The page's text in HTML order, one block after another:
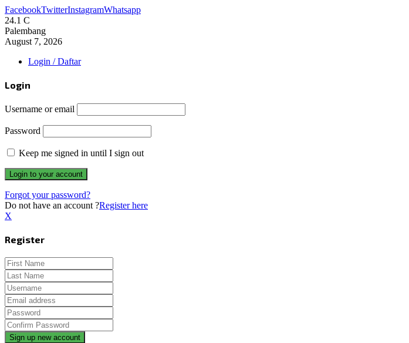
FacebookTwitterInstagramWhatsapp
24.1 C
Palembang
August 7, 2026
Login / Daftar
Login
Username or email
Password
Keep me signed in until I sign out
Forgot your password?
Do not have an account ?Register here
X
Register